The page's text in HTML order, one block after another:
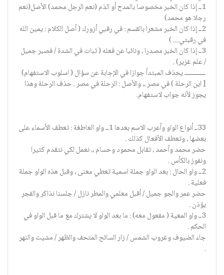
1ــ إذا كان الخبر مخصوصا بالمدح أو الذم (نعم الرجل محمد) الأصل(نعم
رجلا هو محمد)
2ــ إذا كان الخبر مشعرا بالقسم : في رقبي أزورك ( أصل الكلام : يمين الله
في رقبتي.... )
3ــ إذا كان الخبر مصدرا ، ونائبا عن فعله ( ثبات في الشدة / فصبر جميل
/ علم غزير) .
ــــــــــــــ يحذف المبتدأ جوازا في الإجابة عن سؤال ( اسلوب الاستفهام)
[ اين الرحلة ) في مصر ،، والأصل : الرحلة في مصر . حذف الرحلة وهذا
يجوز لأنه جواب لاستفهام.
33ــ أنواع الواو وأعرب الاسم بعدها 1ــ واو العاطغة : تعطف الأسماء على
بعضها ، وتعطف الأفعال كذلك .
حضر محمد وأحمد ، تقابل محمود وحسام ،، نعمل لكي نتقدم كثيرا
ونفوز بالكأس .
2ــ واو الحال : بعد الواو جملة اسمية تعطي معنى ، وقبل هذه الواو جملة
فعلية .
حضر عمر والجو جميل / أقبل معلمي والمطر نازل / جلسنا نذاكر والفجر
يؤذن .
3ــ واو المعية ( مفعول معه) : ما بعد الواو لا يشترك مع ما قبل الواو في
الحكم .
جاء الضيوف وغروب الشمس / زار السائح المتحف والظهر / مشيت والنهر
.